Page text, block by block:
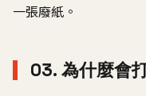
一張廢紙。
03. 為什麼會